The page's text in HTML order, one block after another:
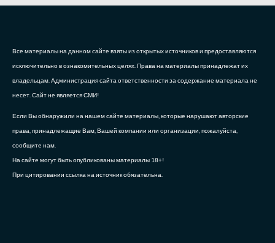
Все материалы на данном сайте взяты из открытых источников и предоставляются
исключительно в ознакомительных целях. Права на материалы принадлежат их
владельцам. Администрация сайта ответственности за содержание материала не
несет. Сайт не является СМИ!
Если Вы обнаружили на нашем сайте материалы, которые нарушают авторские
права, принадлежащие Вам, Вашей компании или организации, пожалуйста,
сообщите нам.
На сайте могут быть опубликованы материалы 18+!
При цитировании ссылка на источник обязательна.